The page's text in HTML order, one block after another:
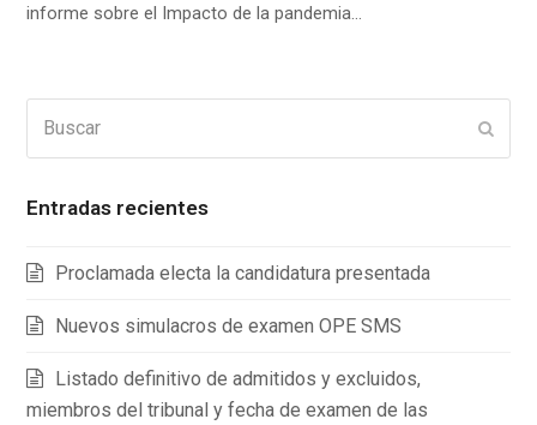
informe sobre el Impacto de la pandemia…
Entradas recientes
Proclamada electa la candidatura presentada
Nuevos simulacros de examen OPE SMS
Listado definitivo de admitidos y excluidos,
miembros del tribunal y fecha de examen de las